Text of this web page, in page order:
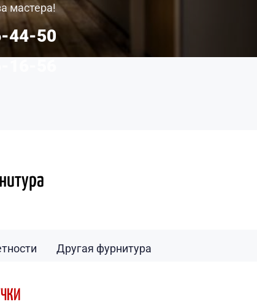
мастера!
44-50
Другая фурнитура